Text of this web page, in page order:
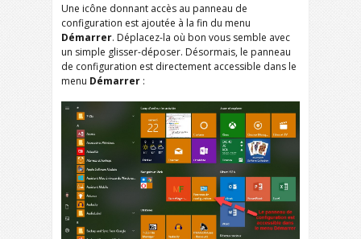
Une icône donnant accès au panneau de
configuration est ajoutée à la fin du menu
Démarrer. Déplacez-la où bon vous semble avec
un simple glisser-déposer. Désormais, le panneau
de configuration est directement accessible dans le
menu Démarrer :